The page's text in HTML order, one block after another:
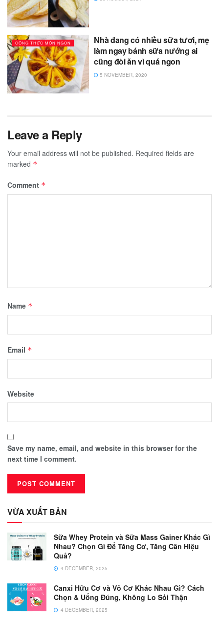
CÔNG THỨC MÓN NGON
Nhà đang có nhiều sữa tươi, mẹ
làm ngay bánh sữa nướng ai
cũng đòi ăn vì quá ngon
5 NOVEMBER, 2020
Leave a Reply
Your email address will not be published. Required fields are
marked *
Comment *
Name *
Email *
Website
Save my name, email, and website in this browser for the
next time I comment.
VỪA XUẤT BẢN
Sữa Whey Protein và Sữa Mass Gainer Khác Gì
Nhau? Chọn Gì Để Tăng Cơ, Tăng Cân Hiệu
Quả?
4 DECEMBER, 2025
Canxi Hữu Cơ và Vô Cơ Khác Nhau Gì? Cách
Chọn & Uống Đúng, Không Lo Sỏi Thận
4 DECEMBER, 2025